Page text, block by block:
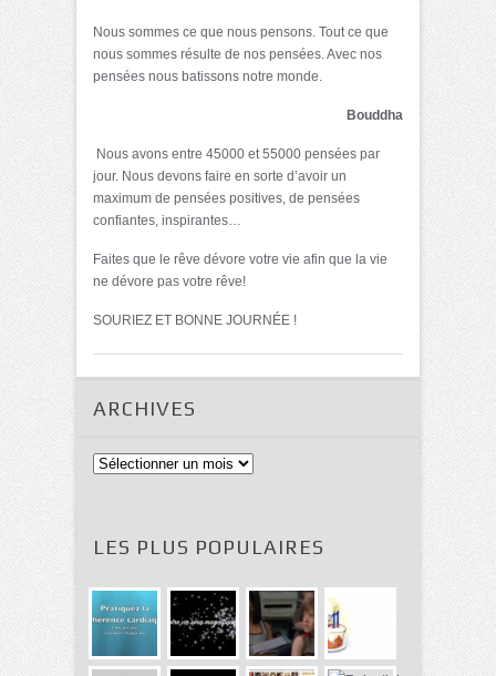
Nous sommes ce que nous pensons. Tout ce que
nous sommes résulte de nos pensées. Avec nos
pensées nous batissons notre monde.
Bouddha
Nous avons entre 45000 et 55000 pensées par
jour. Nous devons faire en sorte d’avoir un
maximum de pensées positives, de pensées
confiantes, inspirantes…
Faites que le rêve dévore votre vie afin que la vie
ne dévore pas votre rêve!
SOURIEZ ET BONNE JOURNÉE !
ARCHIVES
Archives
LES PLUS POPULAIRES